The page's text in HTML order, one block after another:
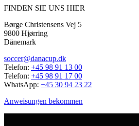
FINDEN SIE UNS HIER
Børge Christensens Vej 5
9800 Hjørring
Dänemark
soccer@danacup.dk
Telefon: +45 98 91 13 00
Telefon: +45 98 91 17 00
WhatsApp: +45 30 94 23 22
Anweisungen bekommen